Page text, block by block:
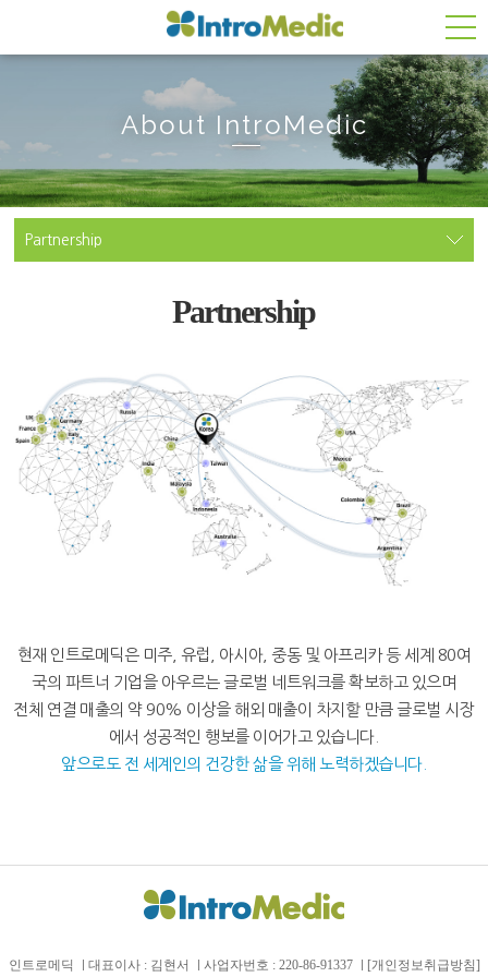
About IntroMedic
Partnership
Partnership
현재 인트로메딕은 미주, 유럽, 아시아, 중동 및 아프리카 등 세계 80여
국의 파트너 기업을 아우르는 글로벌 네트워크를 확보하고 있으며
전체 연결 매출의 약 90% 이상을 해외 매출이 차지할 만큼 글로벌 시장
에서 성공적인 행보를 이어가고 있습니다.
앞으로도 전 세계인의 건강한 삶을 위해 노력하겠습니다.
인트로메딕 대표이사 : 김현서 사업자번호 : 220-86-91337 [개인정보취급방침]